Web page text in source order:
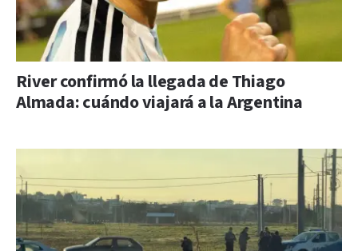
River confirmó la llegada de Thiago
Almada: cuándo viajará a la Argentina